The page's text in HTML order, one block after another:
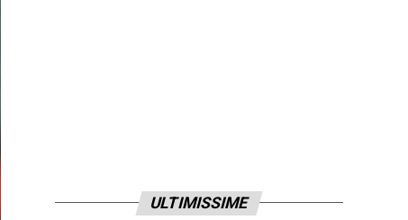
ULTIMISSIME